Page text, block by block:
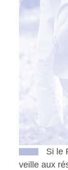
Si le
veille aux